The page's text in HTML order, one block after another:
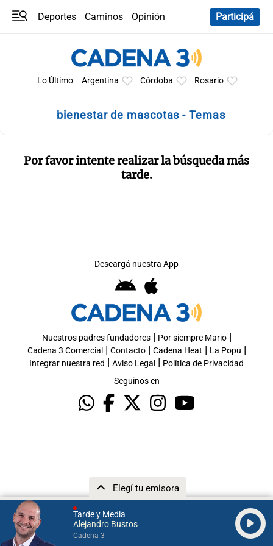
Tarde y Media
Alejandro Bustos
Cadena 3
Elegí tu emisora
Deportes Caminos
Opinión
Participá
Lo Último Argentina Córdoba Rosario
bienestar de mascotas - Temas
Por favor intente realizar la búsqueda más
tarde.
Descargá nuestra App
Nuestros padres fundadores| Por siempre Mario|
Cadena 3 Comercial | Contacto| Cadena Heat | La Popu |
Integrar nuestra red | Aviso Legal | Política de Privacidad
Seguinos en